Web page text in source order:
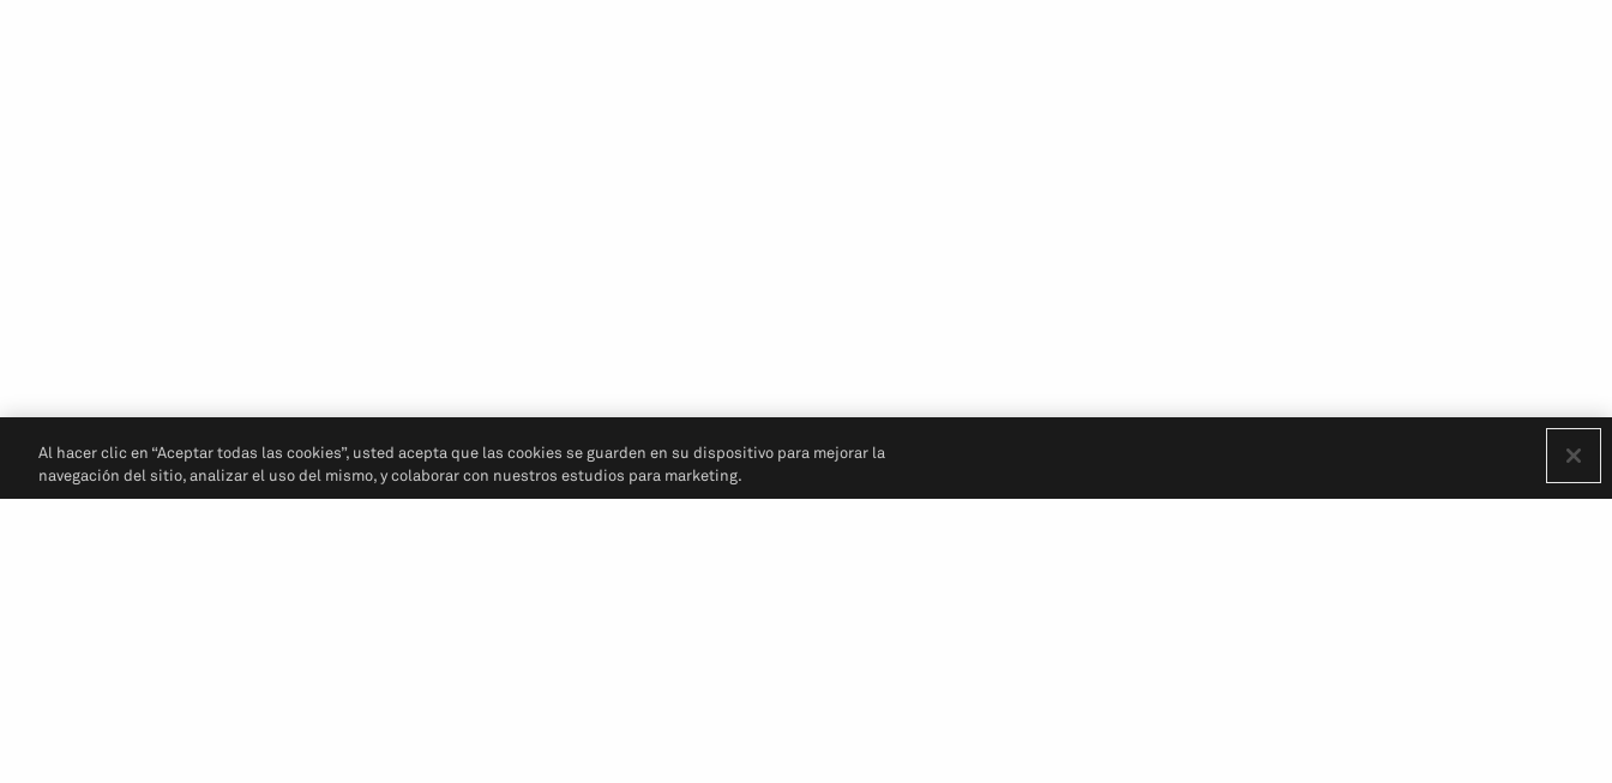
Al hacer clic en “Aceptar todas las cookies”, usted acepta que las cookies se guarden en su dispositivo para mejorar la
navegación del sitio, analizar el uso del mismo, y colaborar con nuestros estudios para marketing.